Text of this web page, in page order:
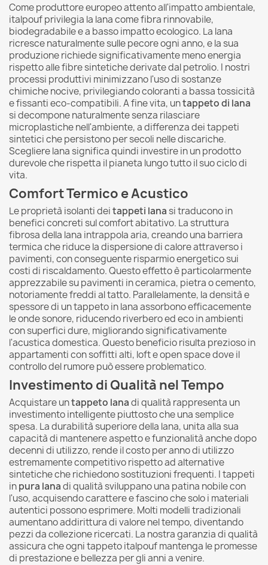
Come produttore europeo attento all'impatto ambientale,
italpouf privilegia la lana come fibra rinnovabile,
biodegradabile e a basso impatto ecologico. La lana
ricresce naturalmente sulle pecore ogni anno, e la sua
produzione richiede significativamente meno energia
rispetto alle fibre sintetiche derivate dal petrolio. I nostri
processi produttivi minimizzano l'uso di sostanze
chimiche nocive, privilegiando coloranti a bassa tossicità
e fissanti eco-compatibili. A fine vita, untappeto di lana
si decompone naturalmente senza rilasciare
microplastiche nell'ambiente, a differenza dei tappeti
sintetici che persistono per secoli nelle discariche.
Scegliere lana significa quindi investire in un prodotto
durevole che rispetta il pianeta lungo tutto il suo ciclo di
vita.
Comfort Termico e Acustico
Le proprietà isolanti deitappeti lana si traducono in
benefici concreti sul comfort abitativo. La struttura
fibrosa della lana intrappola aria, creando una barriera
termica che riduce la dispersione di calore attraverso i
pavimenti, con conseguente risparmio energetico sui
costi di riscaldamento. Questo effetto è particolarmente
apprezzabile su pavimenti in ceramica, pietra o cemento,
notoriamente freddi al tatto. Parallelamente, la densità e
spessore di un tappeto in lana assorbono efficacemente
le onde sonore, riducendo riverbero ed eco in ambienti
con superfici dure, migliorando significativamente
l'acustica domestica. Questo beneficio risulta prezioso in
appartamenti con soffitti alti, loft e open space dove il
controllo del rumore può essere problematico.
Investimento di Qualità nel Tempo
Acquistare untappeto lanadi qualità rappresenta un
investimento intelligente piuttosto che una semplice
spesa. La durabilità superiore della lana, unita alla sua
capacità di mantenere aspetto e funzionalità anche dopo
decenni di utilizzo, rende il costo per anno di utilizzo
estremamente competitivo rispetto ad alternative
sintetiche che richiedono sostituzioni frequenti. I tappeti
inpura lanadi qualità sviluppano una patina nobile con
l'uso, acquisendo carattere e fascino che solo i materiali
autentici possono esprimere. Molti modelli tradizionali
aumentano addirittura di valore nel tempo, diventando
pezzi da collezione ricercati. La nostra garanzia di qualità
assicura che ogni tappeto italpouf mantenga le promesse
di prestazione e bellezza per gli anni a venire.